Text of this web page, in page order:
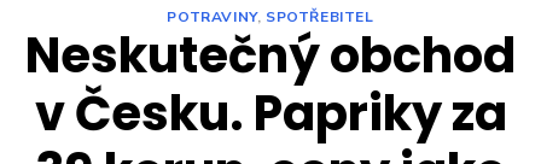
POTRAVINY, SPOTŘEBITEL
Neskutečný obchod
v Česku. Papriky za